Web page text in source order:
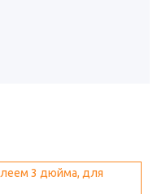
3 дюйма, для